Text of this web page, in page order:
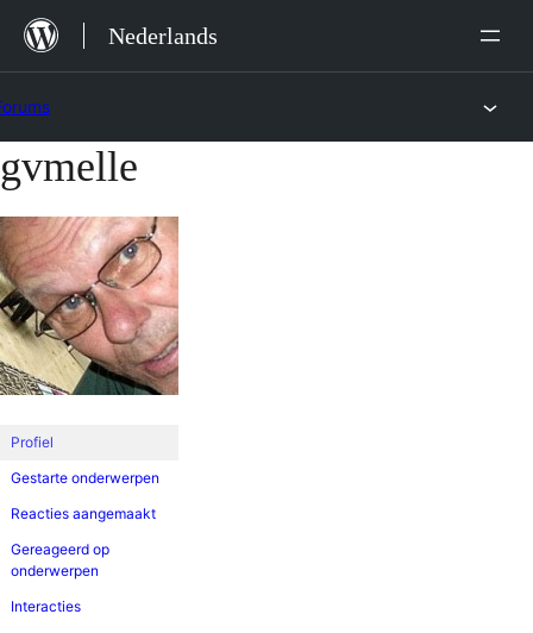
naar
Nederlands
Ga
naar
de
inhoud
gvmelle
Profiel
Gestarte onderwerpen
Reacties aangemaakt
Gereageerd op
onderwerpen
Interacties